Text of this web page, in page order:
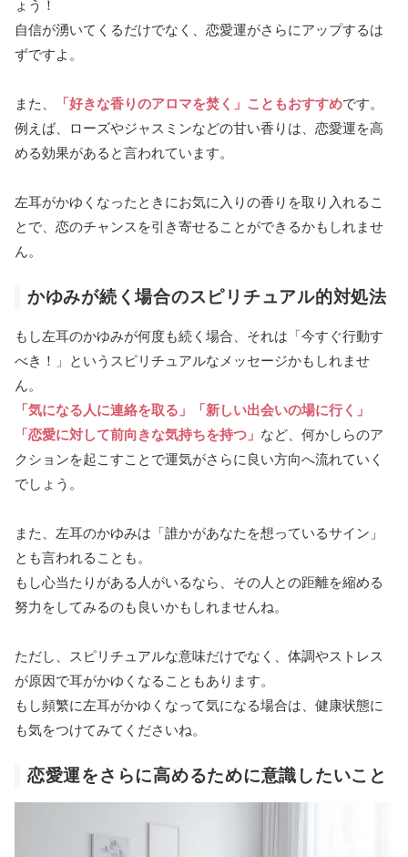
ょう！
自信が湧いてくるだけでなく、恋愛運がさらにアップするは
ずですよ。
また、 「好きな香りのアロマを焚く」こともおすすめです。
例えば、ローズやジャスミンなどの甘い香りは、恋愛運を高
める効果があると言われています。
左耳がかゆくなったときにお気に入りの香りを取り入れるこ
とで、恋のチャンスを引き寄せることができるかもしれませ
ん。
かゆみが続く場合のスピリチュアル的対処法
もし左耳のかゆみが何度も続く場合、それは「今すぐ行動す
べき！」というスピリチュアルなメッセージかもしれませ
ん。
「気になる人に連絡を取る」「新しい出会いの場に行く」
「恋愛に対して前向きな気持ちを持つ」 など、何かしらのア
クションを起こすことで運気がさらに良い方向へ流れていく
でしょう。
また、左耳のかゆみは「誰かがあなたを想っているサイン」
とも言われることも。
もし心当たりがある人がいるなら、その人との距離を縮める
努力をしてみるのも良いかもしれませんね。
ただし、スピリチュアルな意味だけでなく、体調やストレス
が原因で耳がかゆくなることもあります。
もし頻繁に左耳がかゆくなって気になる場合は、健康状態に
も気をつけてみてくださいね。
恋愛運をさらに高めるために意識したいこと